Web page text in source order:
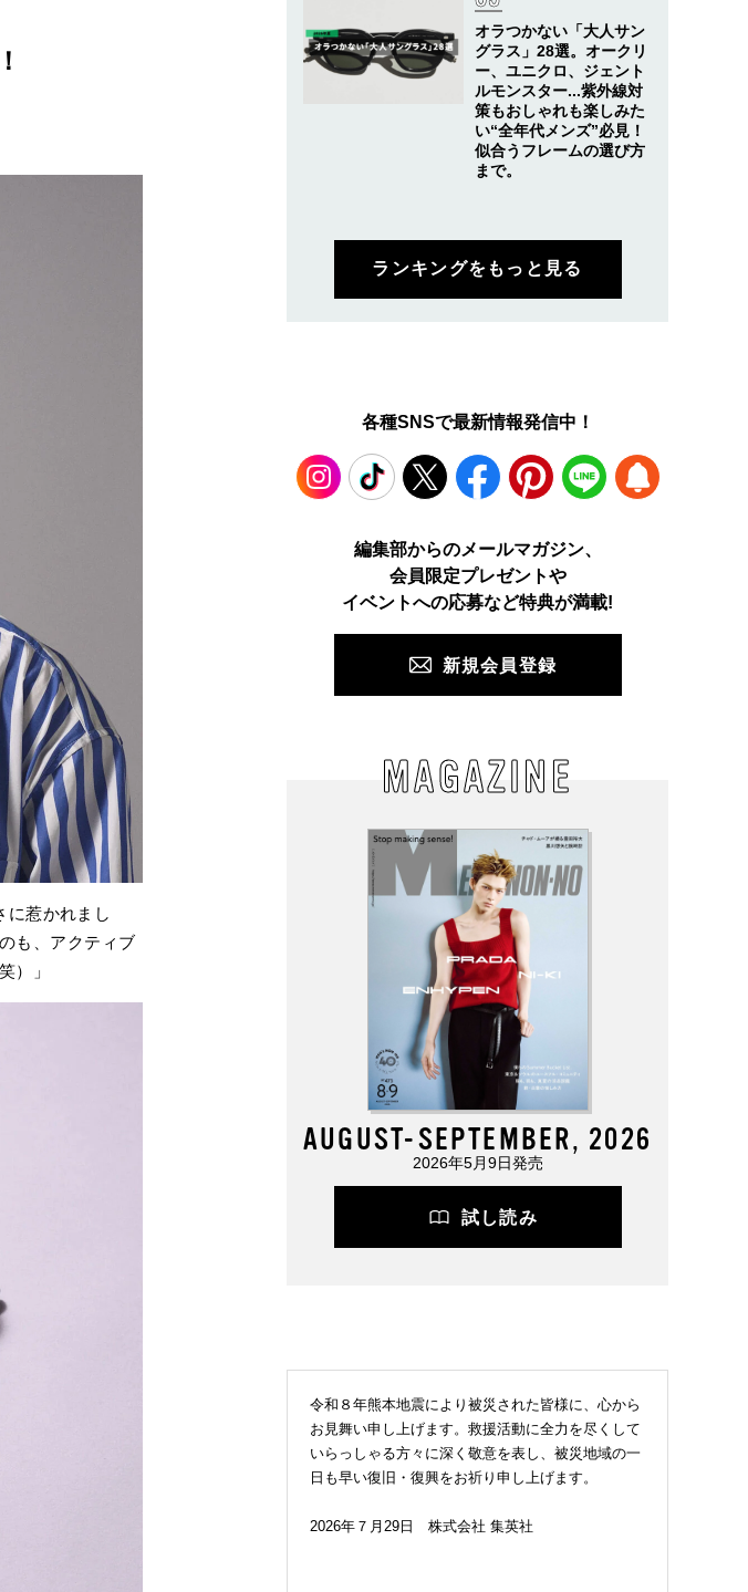
に惹かれまし
も、アクティブ
）」
オラつかない「大人サン
グラス」28選。オークリ
ー、ユニクロ、ジェント
ルモンスター...紫外線対
策もおしゃれも楽しみた
い“全年代メンズ”必見！
似合うフレームの選び方
まで。
ランキングをもっと見る
各種SNSで最新情報発信中！
TikTok Facebook Pinterest LINE
編集部からのメールマガジン、
会員限定プレゼントや
イベントへの応募など特典が満載!
新規会員登録
MAGAZINE
AUGUST-SEPTEMBER, 2026
2026年5月9日発売
試し読み
令和８年熊本地震により被災された皆様に、心から
お見舞い申し上げます。救援活動に全力を尽くして
いらっしゃる方々に深く敬意を表し、被災地域の一
日も早い復旧・復興をお祈り申し上げます。
2026年７月29日 株式会社 集英社